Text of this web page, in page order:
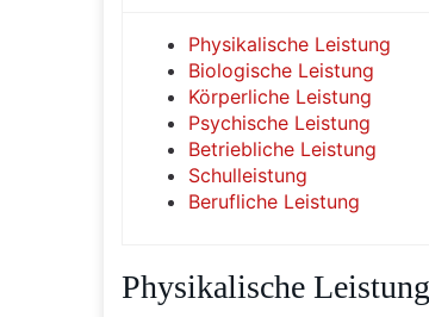
Physikalische Leistung
Biologische Leistung
Körperliche Leistung
Psychische Leistung
Betriebliche Leistung
Schulleistung
Berufliche Leistung
Physikalische Leistung